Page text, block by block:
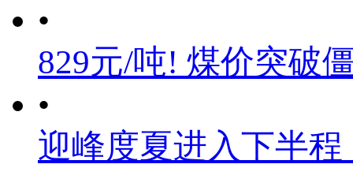
•
829元/吨! 煤价突破
•
迎峰度夏进入下半